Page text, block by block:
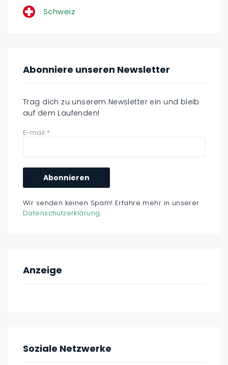
Schweiz
Abonniere unseren Newsletter
Trag dich zu unserem Newsletter ein und bleib
auf dem Laufenden!
E-mail *
Wir senden keinen Spam! Erfahre mehr in unserer
Datenschutzerklärung.
Anzeige
Soziale Netzwerke